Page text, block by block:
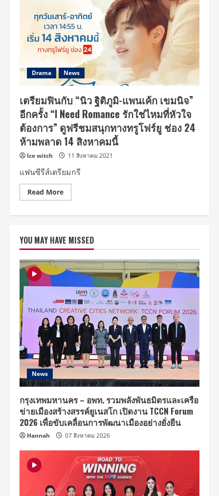
ภาพยนตร์“หลุด
สี่
หลุด”
ทาง
ทรูโฟร์
ยู
ช่อง
24
Drama News
เตรียมฟินกับ “นิว ฐิติภูมิ-แพนเค้ก เขมนิจ”
อีกครั้ง “I Need Romance รักใช่ไหมที่หัวใจ
ต้องการ” ดูฟรีชมสนุกทางทรูโฟร์ยู ช่อง 24
ห้ามพลาด 14 สิงหาคมนี้
Ice witch 11 สิงหาคม 2021
แฟนซีรีส์เตรียมกรี
Read MoreRead
more
นกับ
“นิว
ฐิติ
ภูมิ-
แพน
เค้ก
นิจ”
ครั้ง
“I
Need
Romance
รัก
ใช่
ไหม
ที่
หัวใจ
ต้องการ”
ดู
ฟรี
ชม
ทาง
ทรูโฟร์
ยู
ช่อง
24
ห้าม
พลาด
สิงหาคม
YOU MAY HAVE MISSED
News
กรุงเทพมหานคร – อพท. รวมพลังพันธมิตรและเครือ
ข่ายเมืองสร้างสรรค์ยูเนสโก เปิดงาน TCCN Forum
2026 เพื่อขับเคลื่อนการพัฒนาเมืองอย่างยั่งยืน
Hannah 07 สิงหาคม 2026